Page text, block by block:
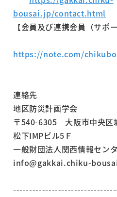
bousai.jp/contact.html
【会員及び連携会員（サポ
https://note.com/
連絡先
地区防災計画学会
〒540-6305 大阪市中央
松下IMPビル5Ｆ
一般財団法人関西情報セン
info@gakkai.chiku-